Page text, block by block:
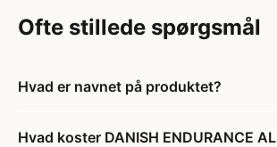
Ofte stillede spørgsmål
Hvad er navnet på produktet?
Hvad koster DANISH ENDURANCE AL